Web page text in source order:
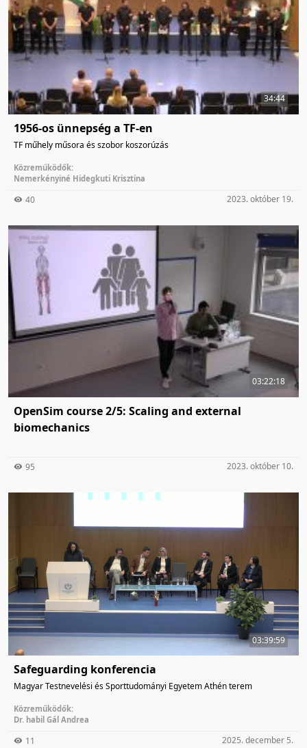
34:44
1956-os ünnepség a TF-en
TF műhely műsora és szobor koszorúzás
Közreműködők:
Nemerkényiné Hidegkuti Krisztina
40 2023. október 19.
03:22:18
OpenSim course 2/5: Scaling and external
biomechanics
95 2023. október 10.
03:39:59
Safeguarding konferencia
Magyar Testnevelési és Sporttudományi Egyetem Athén terem
Közreműködők:
Dr. habil Gál Andrea
11 2025. december 5.